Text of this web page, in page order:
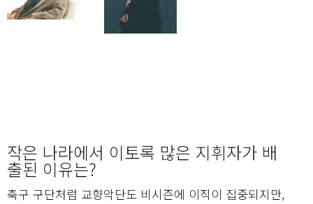
작은 나라에서 이토록 많은 지휘자가 배
출된 이유는?
축구 구단처럼 교향악단도 비시즌에 이직이 집중되지만,